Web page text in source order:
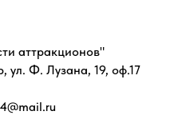
аттракционов"
ул. Ф. Лузана, 19, оф.17